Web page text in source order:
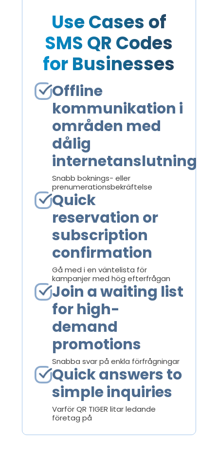
Use Cases of
SMS QR Codes
for Businesses
Offline
kommunikation i
områden med
dålig
internetanslutning
Snabb boknings- eller
prenumerationsbekräftelse
Quick
reservation or
subscription
confirmation
Gå med i en väntelista för
kampanjer med hög efterfrågan
Join a waiting list
for high-
demand
promotions
Snabba svar på enkla förfrågningar
Quick answers to
simple inquiries
Varför QR TIGER litar ledande
företag på